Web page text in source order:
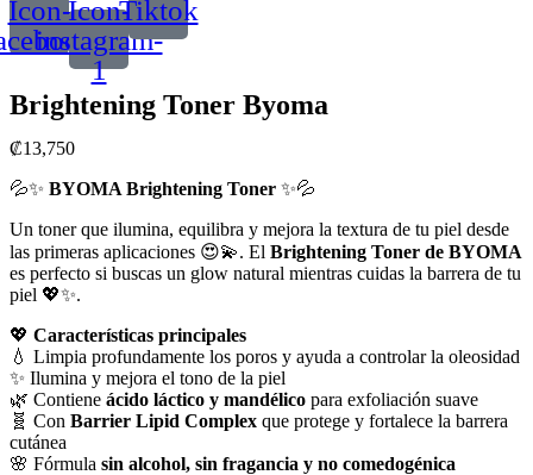
Icon-Icon-
instagram-
1
Tiktok
Brightening Toner Byoma
₡13,750
💦✨ BYOMA Brightening Toner ✨💦
Un toner que ilumina, equilibra y mejora la textura de tu piel desde
las primeras aplicaciones 😍💫. El Brightening Toner de BYOMA
es perfecto si buscas un glow natural mientras cuidas la barrera de tu
piel 💖✨.
💖 Características principales
💧 Limpia profundamente los poros y ayuda a controlar la oleosidad
✨ Ilumina y mejora el tono de la piel
🌿 Contiene ácido láctico y mandélico para exfoliación suave
🧬 Con Barrier Lipid Complex que protege y fortalece la barrera
cutánea
🌸 Fórmula sin alcohol, sin fragancia y no comedogénica